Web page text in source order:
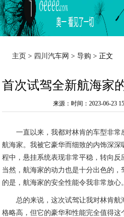
主页 > 四川汽车网 >导购 > 正文
首次试驾全新航海家
来源：时间：2023-06-23
一直以来，我都对林肯的车型非
航海家。我被它豪华而细致的内饰深
程中，悬挂系统表现非常平稳，转向反
当然，航海家的动力也是十分出色的
的是，航海家的安全性能令我非常放心。
总的来说，这次试驾让我对林肯
格略高，但它的豪华和性能完全值得